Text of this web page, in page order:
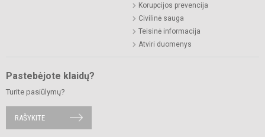
Korupcijos prevencija
Civilinė sauga
Teisinė informacija
Atviri duomenys
Pastebėjote klaidų?
Turite pasiūlymų?
RAŠYKITE